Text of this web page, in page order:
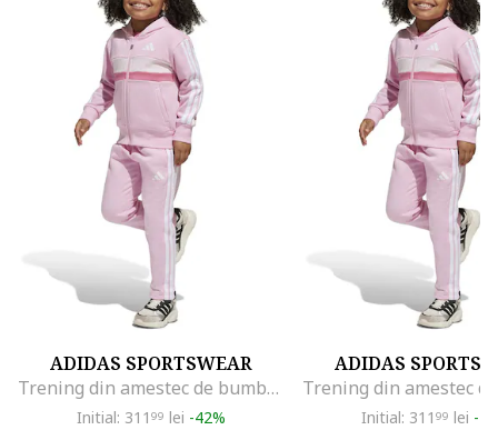
ADIDAS SPORTSWEAR
Trening din amestec de bumbac cu logo, Roz pastel/Alb optic
Initial: 311 99 lei -42%
ADIDAS
Initial: 311 99 lei -